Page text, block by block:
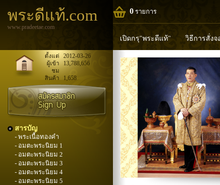
พระดีแท้.com
www.pradeetae.com
0 รายการ
เปิดกรุ"พระดีแท้" วิธีการสั่งจ
หลวงพ่อทวด หลวงปู่ทิม
พระพุทธวิริยากร
ตั้งแต่
2012-03-26
ผู้เข้า
ชม
13,788,656
สินค้า 1,658
สารบัญ
- พระเนื้อทองคำ
- อมตะพระนิยม 1
- อมตะพระนิยม 2
- อมตะพระนิยม 3
- อมตะพระนิยม 4
- อมตะพระนิยม 5